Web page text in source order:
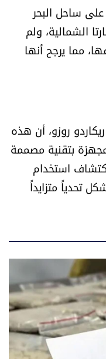
ساحل البحر
الشمالية، ولم
مما يرجح أنها
روزو، أن هذه
بتقنية مصممة
استخدام
تحدياً متزايداً